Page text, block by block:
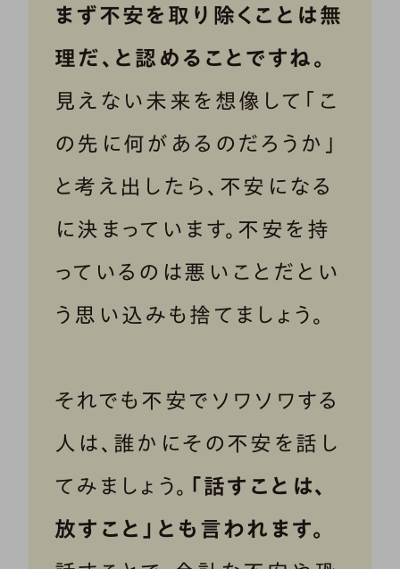
まず不安を取り除くことは無
理だ、と認めることですね。
見えない未来を想像して「こ
の先に何があるのだろうか」
と考え出したら、不安になる
に決まっています。不安を持
っているのは悪いことだとい
う思い込みも捨てましょう。
それでも不安でソワソワする
人は、誰かにその不安を話し
てみましょう。 「話すことは、
放すこと」とも言われます。